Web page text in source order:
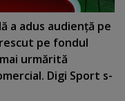
a adus audienţă pe
pe fondul
urmărită
Digi Sport s-